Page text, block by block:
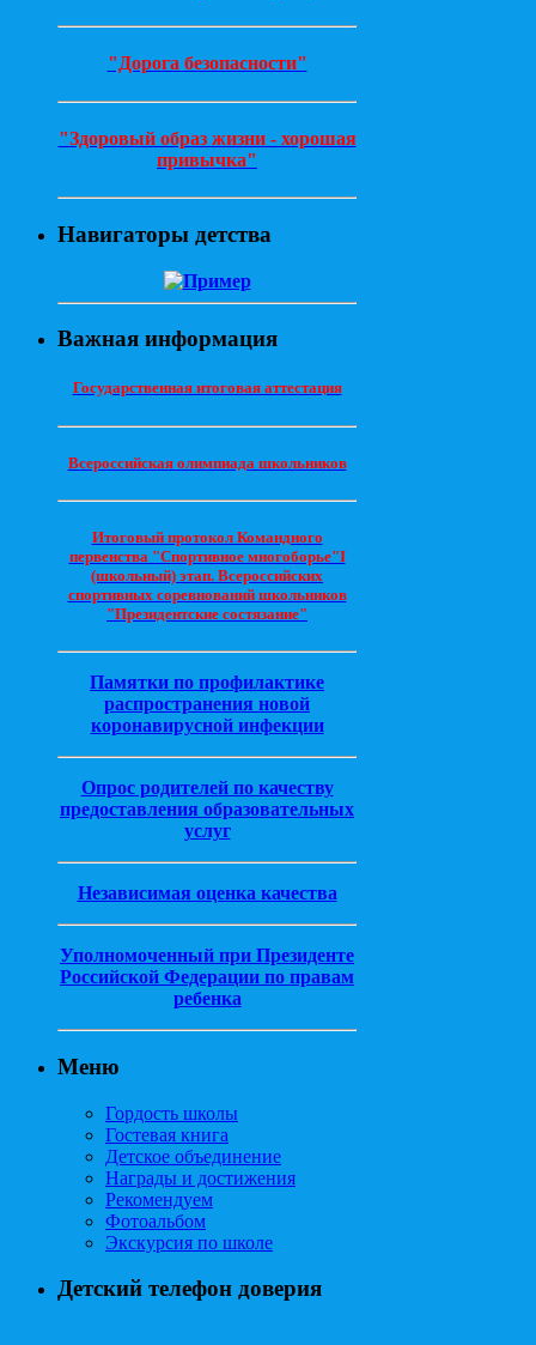
"Дорога безопасности"
"Здоровый образ жизни - хорошая
привычка"
Навигаторы детства
Важная информация
Государственная итоговая аттестация
Всероссийская олимпиада школьников
Итоговый протокол Командного
первенства "Спортивное многоборье"I
(школьный) этап. Всероссийских
спортивных соревнований школьников
"Президентские состязание"
Памятки по профилактике
распространения новой
коронавирусной инфекции
Опрос родителей по качеству
предоставления образовательных
услуг
Независимая оценка качества
Уполномоченный при Президенте
Российской Федерации по правам
ребенка
Меню
Гордость школы
Гостевая книга
Детское объединение
Награды и достижения
Рекомендуем
Фотоальбом
Экскурсия по школе
Детский телефон доверия